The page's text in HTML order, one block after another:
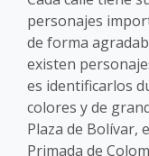
personajes
de forma
existen
es identificarlos
colores y de
Plaza de Bolívar,
Primada de